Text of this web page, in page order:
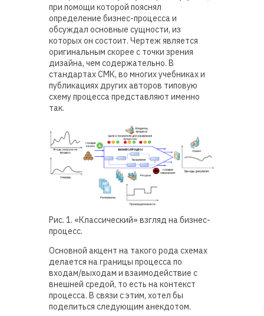
при помощи которой пояснял
определение бизнес-процесса и
обсуждал основные сущности, из
которых он состоит. Чертеж является
оригинальным скорее с точки зрения
дизайна, чем содержательно. В
стандартах СМК, во многих учебниках и
публикациях других авторов типовую
схему процесса представляют именно
так.
Рис. 1. «Классический» взгляд на бизнес-
процесс.
Основной акцент на такого рода схемах
делается на границы процесса по
входам/выходам и взаимодействие с
внешней средой, то есть на контекст
процесса. В связи с этим, хотел бы
поделиться следующим анекдотом.